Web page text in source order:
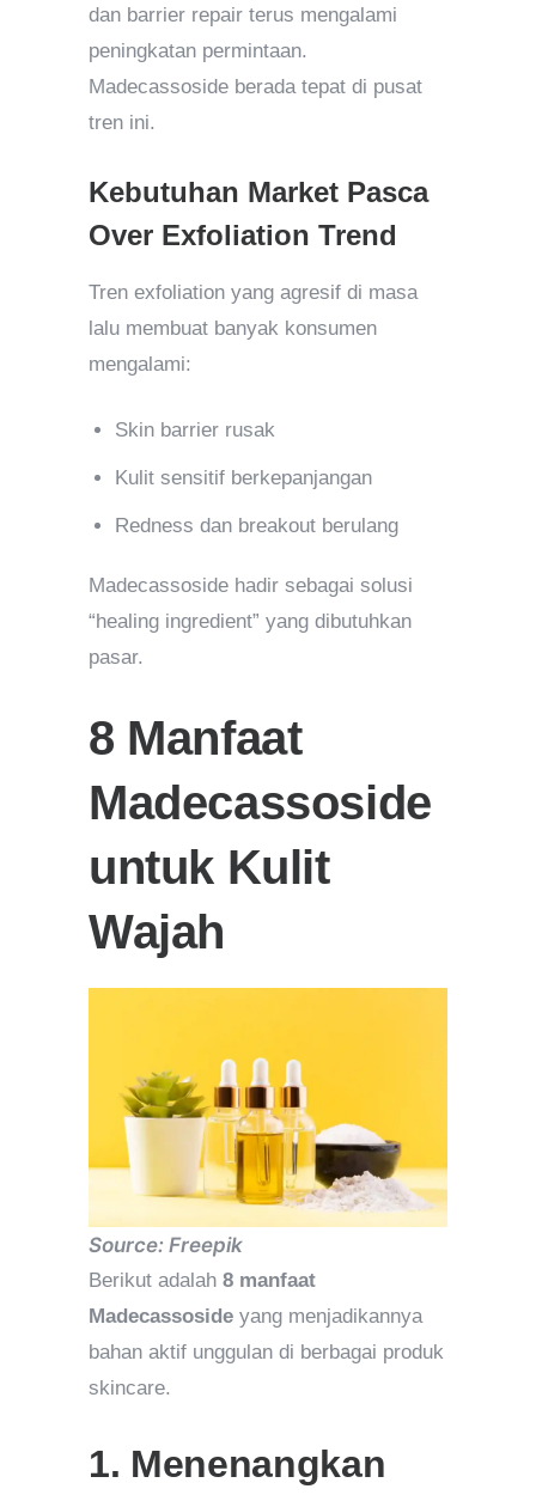
dan barrier repair terus mengalami
peningkatan permintaan.
Madecassoside berada tepat di pusat
tren ini.
Kebutuhan Market Pasca
Over Exfoliation Trend
Tren exfoliation yang agresif di masa
lalu membuat banyak konsumen
mengalami:
Skin barrier rusak
Kulit sensitif berkepanjangan
Redness dan breakout berulang
Madecassoside hadir sebagai solusi
“healing ingredient” yang dibutuhkan
pasar.
8 Manfaat
Madecassoside
untuk Kulit
Wajah
Source: Freepik
Berikut adalah 8 manfaat
Madecassoside yang menjadikannya
bahan aktif unggulan di berbagai produk
skincare.
1. Menenangkan